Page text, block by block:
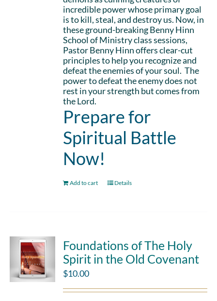
incredible power whose primary goal
is to kill, steal, and destroy us. Now, in
these ground-breaking Benny Hinn
School of Ministry class sessions,
Pastor Benny Hinn offers clear-cut
principles to help you recognize and
defeat the enemies of your soul. The
power to defeat the enemy does not
rest in your strength but comes from
the Lord.
Prepare for
Spiritual Battle
Now!
Add to cart Details
Foundations of The Holy
Spirit in the Old Covenant
$10.00